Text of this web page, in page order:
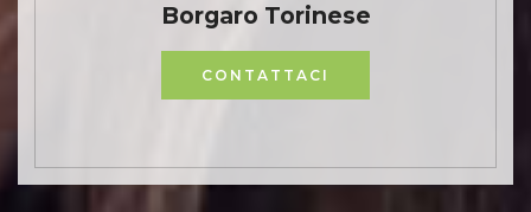
Borgaro Torinese
CONTATTACI